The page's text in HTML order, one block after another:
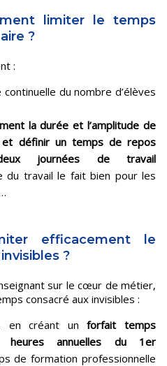
limiter le temps
?
:
du nombre d’élèves
la durée et l’amplitude de
définir un temps de repos
journées de travail
du travail le fait bien pour les
efficacement le
?
sur le cœur de métier,
consacré aux invisibles :
en créant unforfait temps
heures annuelles du 1er
de formation professionnelle